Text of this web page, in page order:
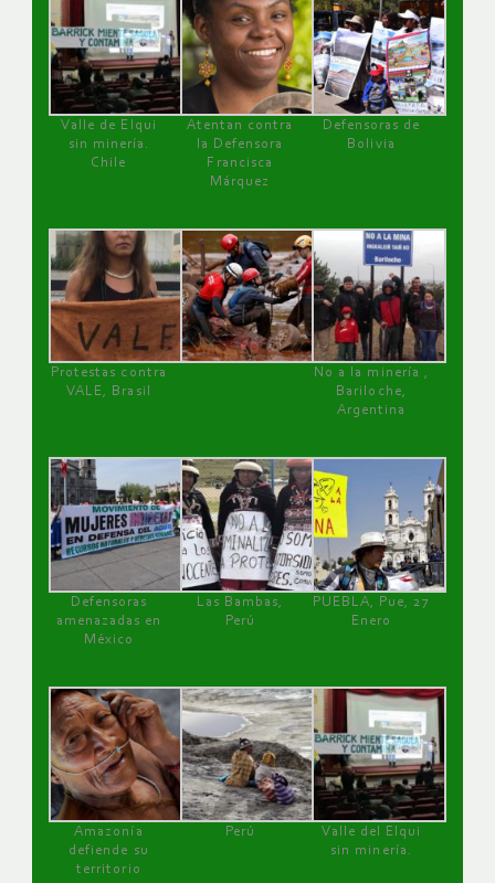
Valle de Elqui
sin minería.
Chile
Atentan contra
la Defensora
Francisca
Márquez
Defensoras de
Bolivia
Protestas contra
VALE, Brasil
No a la minería ,
Bariloche,
Argentina
Defensoras
amenazadas en
México
Las Bambas,
Perú
PUEBLA, Pue, 27
Enero
Amazonía
defiende su
territorio
Perú
Valle del Elqui
sin minería.